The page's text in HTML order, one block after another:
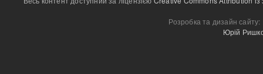
Розробка та дизайн сайту:
Юрій